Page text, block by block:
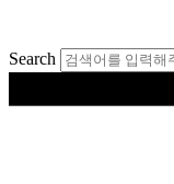
츠
건
Search